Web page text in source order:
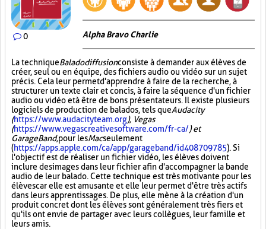
0 Alpha Bravo Charlie
La techniqueBaladodiffusionconsiste à demander aux élèves de
créer, seul ou en équipe, des fichiers audio ou vidéo sur un sujet
précis. Cela leur permet d'apprendre à faire de la recherche, à
structurer un texte clair et concis, à faire la séquence d'un fichier
audio ou vidéo et à être de bons présentateurs. Il existe plusieurs
logiciels de production de balados, tels queAudacity
(https://www.audacityteam.org), Vegas
(https://www.vegascreativesoftware.com/fr-ca/) et
GarageBand,pour lesMacseulement
(https://apps.apple.com/ca/app/garageband/id408709785). Si
l'objectif est de réaliser un fichier vidéo, les élèves doivent
inclure des images dans leur fichier afin d'accompagner la bande
audio de leur balado. Cette technique est très motivante pour les
élèves car elle est amusante et elle leur permet d'être très actifs
dans leurs apprentissages. De plus, elle mène à la création d'un
produit concret dont les élèves sont généralement très fiers et
qu'ils ont envie de partager avec leurs collègues, leur famille et
leurs amis.